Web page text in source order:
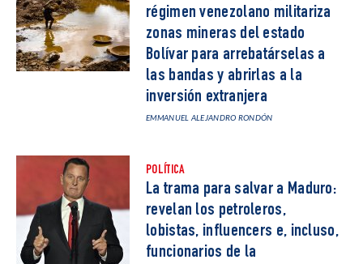
régimen venezolano militariza
zonas mineras del estado
Bolívar para arrebatárselas a
las bandas y abrirlas a la
inversión extranjera
EMMANUEL ALEJANDRO RONDÓN
POLÍTICA
La trama para salvar a Maduro:
revelan los petroleros,
lobistas, influencers e, incluso,
funcionarios de la